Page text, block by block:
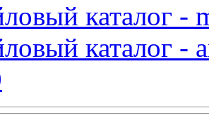
каталог -
каталог -